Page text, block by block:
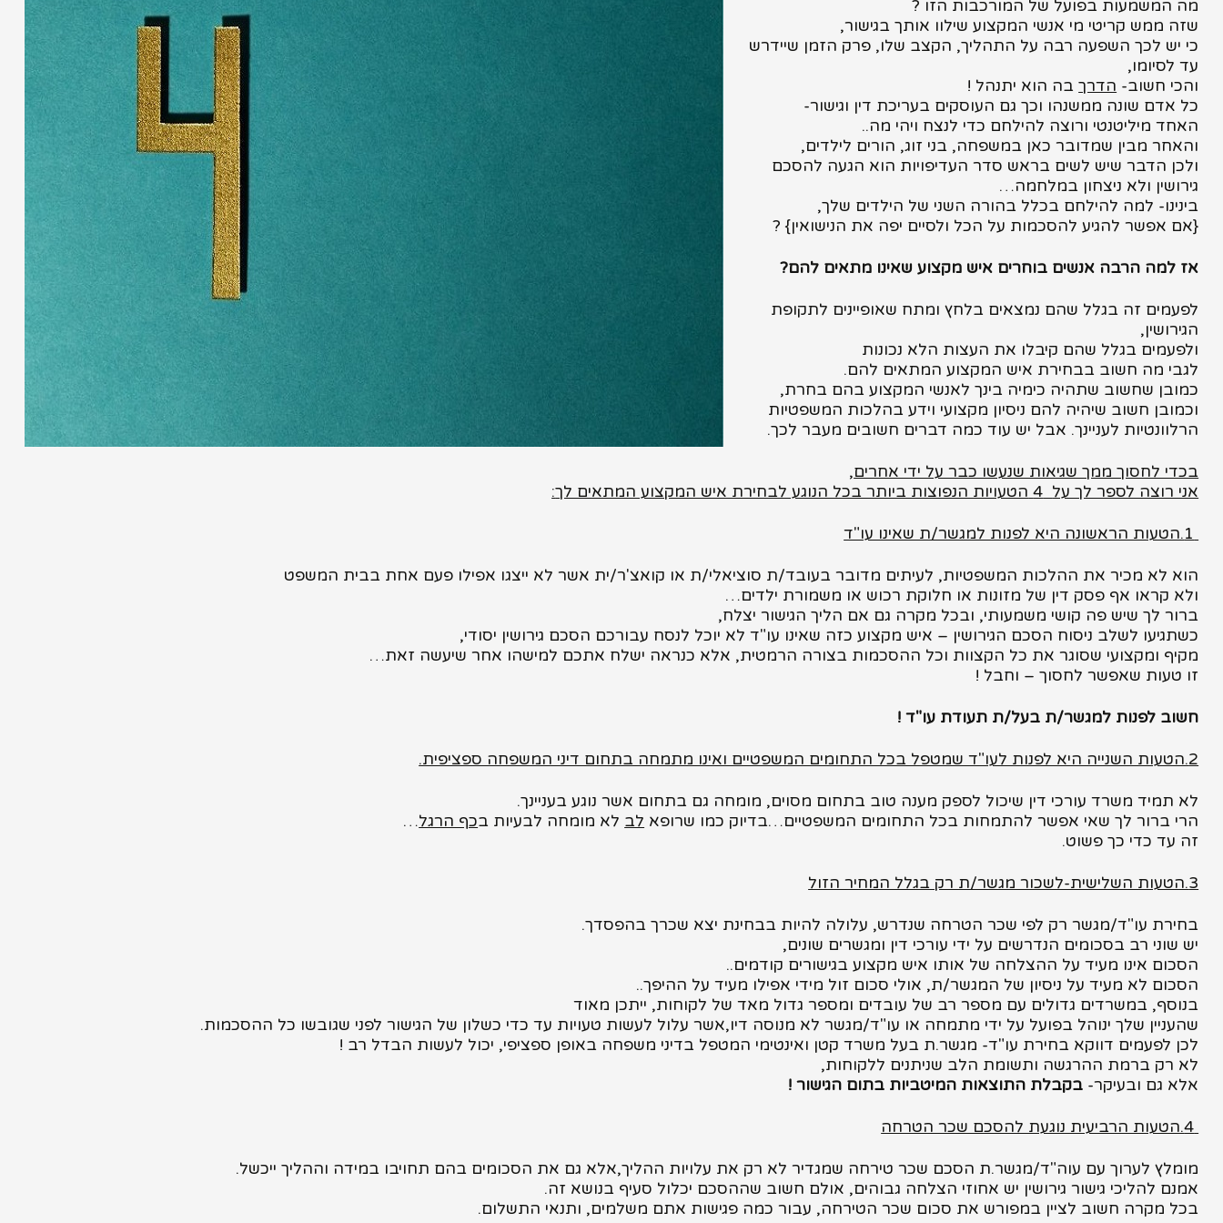
מה המשמעות בפועל של המורכבות הזו ?
שזה ממש קריטי מי אנשי המקצוע שילוו אותך בגישור,
כי יש לכך השפעה רבה על התהליך, הקצב שלו, פרק הזמן שיידרש
עד לסיומו,
והכי חשוב- הדרךבה הוא יתנהל !
כל אדם שונה ממשנהו וכך גם העוסקים בעריכת דין וגישור-
האחד מיליטנטי ורוצה להילחם כדי לנצח ויהי מה..
והאחר מבין שמדובר כאן במשפחה, בני זוג, הורים לילדים,
ולכן הדבר שיש לשים בראש סדר העדיפויות הוא הגעה להסכם
גירושין ולא ניצחון במלחמה…
בינינו- למה להילחם בכלל בהורה השני של הילדים שלך,
{אם אפשר להגיע להסכמות על הכל ולסיים יפה את הנישואין} ?
אז למה הרבה אנשים בוחרים איש מקצוע שאינו מתאים להם?
לפעמים זה בגלל שהם נמצאים בלחץ ומתח שאופיינים לתקופת
הגירושין,
ולפעמים בגלל שהם קיבלו את העצות הלא נכונות
לגבי מה חשוב בבחירת איש המקצוע המתאים להם.
כמובן שחשוב שתהיה כימיה בינך לאנשי המקצוע בהם בחרת,
וכמובן חשוב שיהיה להם ניסיון מקצועי וידע בהלכות המשפטיות
הרלוונטיות לעניינך. אבל יש עוד כמה דברים חשובים מעבר לכך.
בכדי לחסוך ממך שגיאות שנעשו כבר על ידי אחרים,
אני רוצה לספר לך על 4 הטעויות הנפוצות ביותר בכל הנוגע לבחירת איש המקצוע המתאים לך:
1.הטעות הראשונה היא לפנות למגשר/ת שאינו עו"ד
הוא לא מכיר את ההלכות המשפטיות, לעיתים מדובר בעובד/ת סוציאלי/ת או קואצ'ר/ית אשר לא ייצגו אפילו פעם אחת בבית המשפט
ולא קראו אף פסק דין של מזונות או חלוקת רכוש או משמורת ילדים…
ברור לך שיש פה קושי משמעותי, ובכל מקרה גם אם הליך הגישור יצלח,
כשתגיעו לשלב ניסוח הסכם הגירושין – איש מקצוע כזה שאינו עו"ד לא יוכל לנסח עבורכם הסכם גירושין יסודי,
מקיף ומקצועי שסוגר את כל הקצוות וכל ההסכמות בצורה הרמטית, אלא כנראה ישלח אתכם למישהו אחר שיעשה זאת…
זו טעות שאפשר לחסוך – וחבל !
חשוב לפנות למגשר/ת בעל/ת תעודת עו"ד!
2.הטעות השנייה היא לפנות לעו"ד שמטפל בכל התחומים המשפטיים ואינו מתמחה בתחום דיני המשפחה ספציפית.
לא תמיד משרד עורכי דין שיכול לספק מענה טוב בתחום מסוים, מומחה גם בתחום אשר נוגע בעניינך.
הרי ברור לך שאי אפשר להתמחות בכל התחומים המשפטיים…בדיוק כמו שרופא לב לא מומחה לבעיות בכף הרגל…
זה עד כדי כך פשוט.
3.הטעות השלישית-לשכור מגשר/ת רק בגלל המחיר הזול
בחירת עו"ד/מגשר רק לפי שכר הטרחה שנדרש, עלולה להיות בבחינת יצא שכרך בהפסדך.
יש שוני רב בסכומים הנדרשים על ידי עורכי דין ומגשרים שונים,
הסכום אינו מעיד על ההצלחה של אותו איש מקצוע בגישורים קודמים..
הסכום לא מעיד על ניסיון של המגשר/ת, אולי סכום זול מידי אפילו מעיד על ההיפך..
בנוסף, במשרדים גדולים עם מספר רב של עובדים ומספר גדול מאד של לקוחות, ייתכן מאוד
שהעניין שלך ינוהל בפועל על ידי מתמחה או עו"ד/מגשר לא מנוסה דיו,אשר עלול לעשות טעויות עד כדי כשלון של הגישור לפני שגובשו כל ההסכמות.
לכן לפעמים דווקא בחירת עו"ד- מגשר.ת בעל משרד קטן ואינטימי המטפל בדיני משפחה באופן ספציפי, יכול לעשות הבדל רב !
לא רק ברמת ההרגשה ותשומת הלב שניתנים ללקוחות,
אלא גם ובעיקר- בקבלת התוצאות המיטביות בתום הגישור !
4.הטעות הרביעית נוגעת להסכם שכר הטרחה
מומלץ לערוך עם עוה"ד/מגשר.ת הסכם שכר טירחה שמגדיר לא רק את עלויות ההליך,אלא גם את הסכומים בהם תחויבו במידה וההליך ייכשל.
אמנם להליכי גישור גירושין יש אחוזי הצלחה גבוהים, אולם חשוב שההסכם יכלול סעיף בנושא זה.
בכל מקרה חשוב לציין במפורש את סכום שכר הטירחה, עבור כמה פגישות אתם משלמים, ותנאי התשלום.